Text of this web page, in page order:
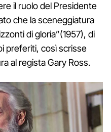
il ruolo del Presidente
che la sceneggiatura
di gloria”(1957), di
preferiti, così scrisse
al regista Gary Ross.